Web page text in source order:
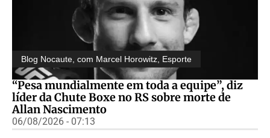
Blog Nocaute, com Marcel Horowitz Esporte
“Pesa mundialmente em toda a equipe”, diz
líder da Chute Boxe no RS sobre morte de
Allan Nascimento
06/08/2026 - 07:13